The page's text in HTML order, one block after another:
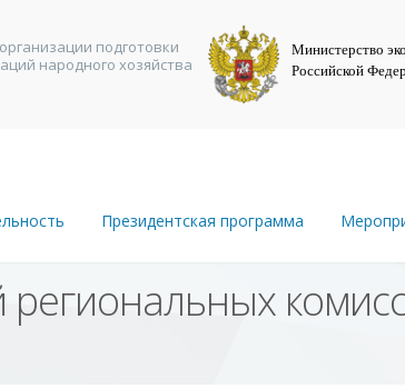
подготовки
народного хозяйства
Министерство
Российской
Президентская программа